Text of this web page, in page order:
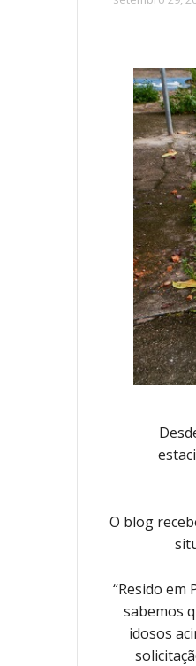
O blog
“Resido
sabemos
idosos